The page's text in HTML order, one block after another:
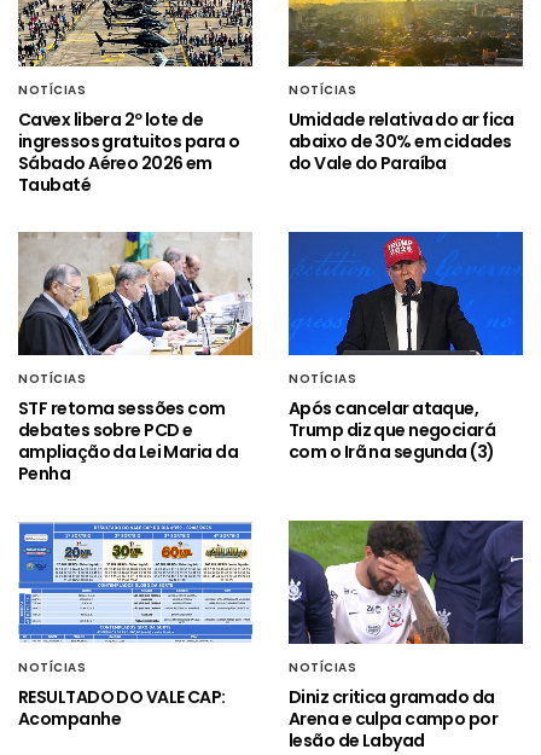
NOTÍCIAS
Cavex libera 2º lote de
ingressos gratuitos para o
Sábado Aéreo 2026 em
Taubaté
NOTÍCIAS
Umidade relativa do ar fica
abaixo de 30% em cidades
do Vale do Paraíba
NOTÍCIAS
STF retoma sessões com
debates sobre PCD e
ampliação da Lei Maria da
Penha
NOTÍCIAS
Após cancelar ataque,
Trump diz que negociará
com o Irã na segunda (3)
NOTÍCIAS
RESULTADO DO VALE CAP:
Acompanhe
NOTÍCIAS
Diniz critica gramado da
Arena e culpa campo por
lesão de Labyad